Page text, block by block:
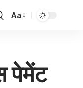
Aa
पेमेंट